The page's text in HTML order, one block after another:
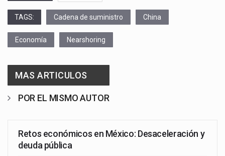
TAGS: Cadena de suministro China
Economía Nearshoring
MAS ARTICULOS
POR EL MISMO AUTOR
Retos económicos en México: Desaceleración y
deuda pública